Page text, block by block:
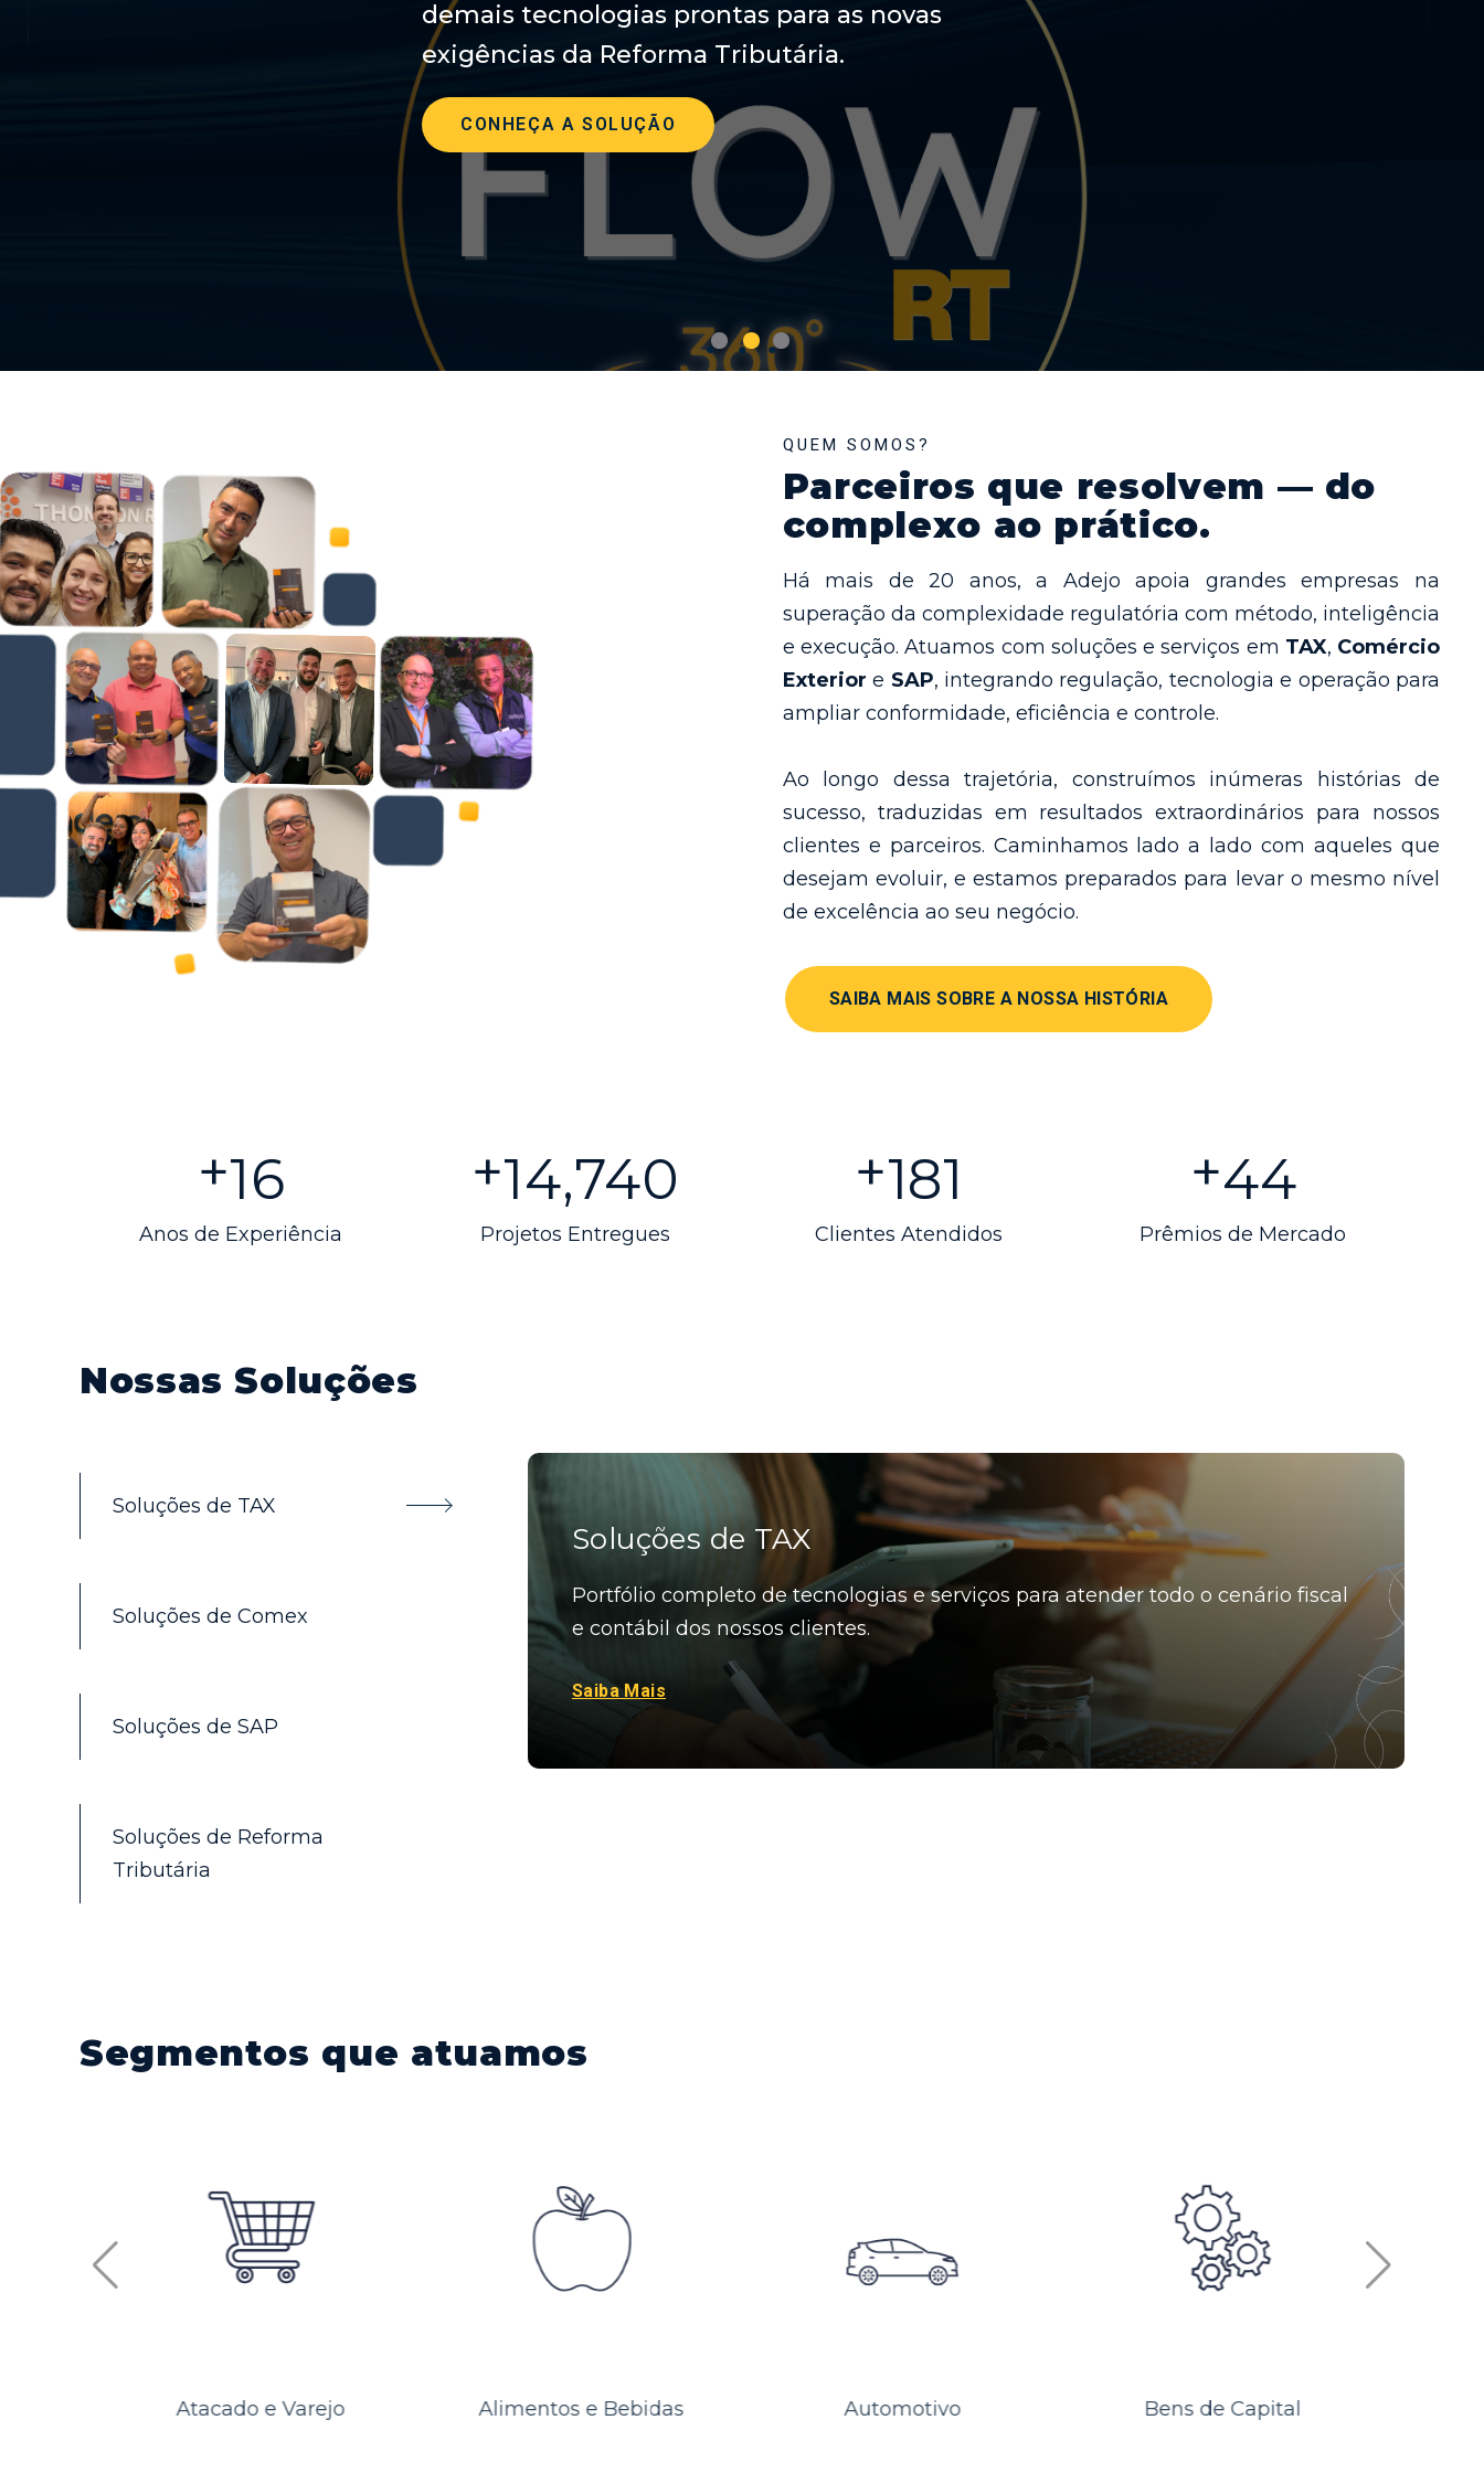
demais tecnologias prontas para as novas
exigências da Reforma Tributária.
CONHEÇA A SOLUÇÃO
QUEM SOMOS?
Parceiros que resolvem — do
complexo ao prático.
Há mais de 20 anos, a Adejo apoia grandes empresas na
superação da complexidade regulatória com método, inteligência
e execução. Atuamos com soluções e serviços em TAX, Comércio
Exterior e SAP, integrando regulação, tecnologia e operação para
ampliar conformidade, eficiência e controle.
Ao longo dessa trajetória, construímos inúmeras histórias de
sucesso, traduzidas em resultados extraordinários para nossos
clientes e parceiros. Caminhamos lado a lado com aqueles que
desejam evoluir, e estamos preparados para levar o mesmo nível
de excelência ao seu negócio.
SAIBA MAIS SOBRE A NOSSA HISTÓRIA
+20
Anos de Experiência
+16,000
Projetos Entregues
+230
Clientes Atendidos
+57
Prêmios de Mercado
Nossas Soluções
Soluções de TAX
Soluções de Comex
Soluções de SAP
Soluções de Reforma
Tributária
Soluções de TAX
Portfólio completo de tecnologias e serviços para atender todo o cenário fiscal
e contábil dos nossos clientes.
Saiba Mais
Segmentos que atuamos
Alimentos e Bebidas Automotivo Bens de Capital Eletroeletrônicos